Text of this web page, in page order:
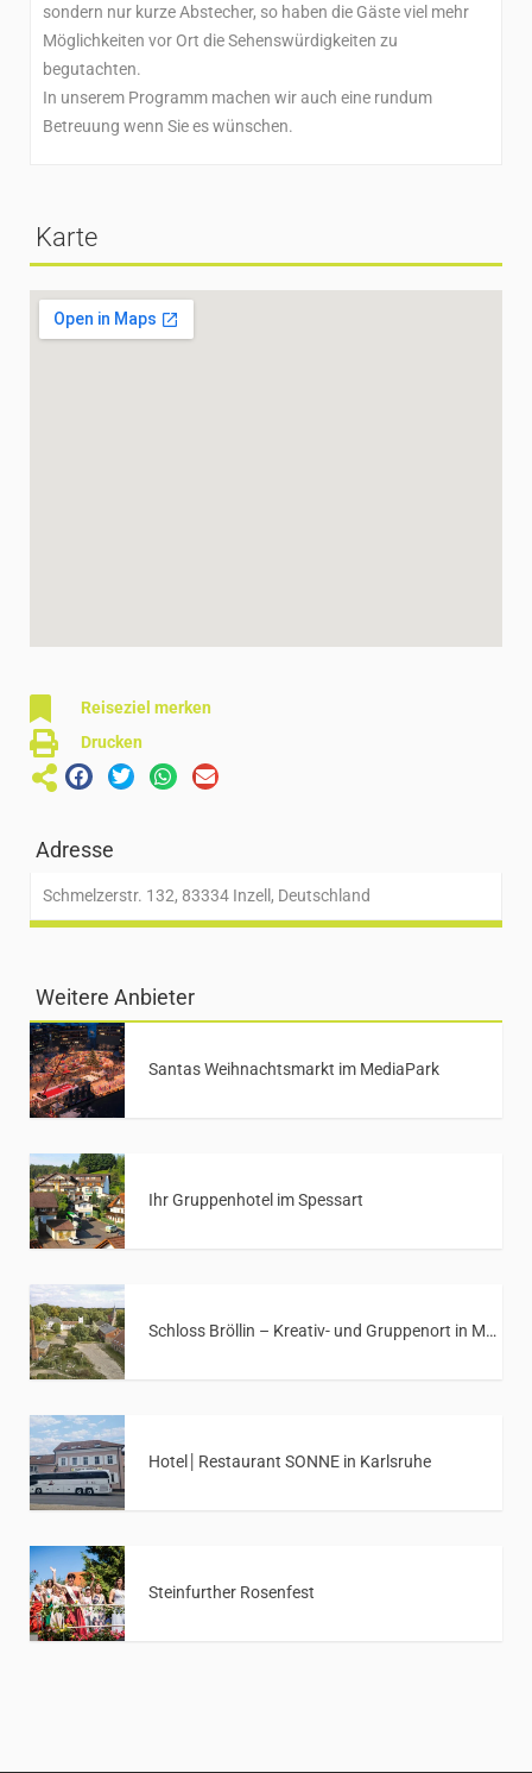
sondern nur kurze Abstecher, so haben die Gäste viel mehr
Möglichkeiten vor Ort die Sehenswürdigkeiten zu
begutachten.
In unserem Programm machen wir auch eine rundum
Betreuung wenn Sie es wünschen.
Karte
Reiseziel merken
Drucken
Adresse
Schmelzerstr. 132, 83334 Inzell, Deutschland
Weitere Anbieter
Santas Weihnachtsmarkt im MediaPark
Ihr Gruppenhotel im Spessart
Schloss Bröllin – Kreativ- und Gruppenort in Mecklenburg-Vorpommern
Hotel│Restaurant SONNE in Karlsruhe
Steinfurther Rosenfest